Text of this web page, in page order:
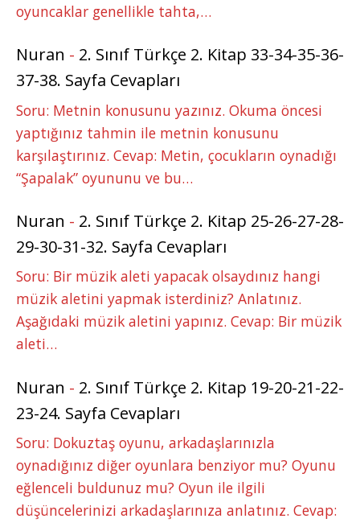
oyuncaklar genellikle tahta,…
Nuran - 2. Sınıf Türkçe 2. Kitap 33-34-35-36-
37-38. Sayfa Cevapları
Soru: Metnin konusunu yazınız. Okuma öncesi
yaptığınız tahmin ile metnin konusunu
karşılaştırınız. Cevap: Metin, çocukların oynadığı
“Şapalak” oyununu ve bu…
Nuran - 2. Sınıf Türkçe 2. Kitap 25-26-27-28-
29-30-31-32. Sayfa Cevapları
Soru: Bir müzik aleti yapacak olsaydınız hangi
müzik aletini yapmak isterdiniz? Anlatınız.
Aşağıdaki müzik aletini yapınız. Cevap: Bir müzik
aleti…
Nuran - 2. Sınıf Türkçe 2. Kitap 19-20-21-22-
23-24. Sayfa Cevapları
Soru: Dokuztaş oyunu, arkadaşlarınızla
oynadığınız diğer oyunlara benziyor mu? Oyunu
eğlenceli buldunuz mu? Oyun ile ilgili
düşüncelerinizi arkadaşlarınıza anlatınız. Cevap: